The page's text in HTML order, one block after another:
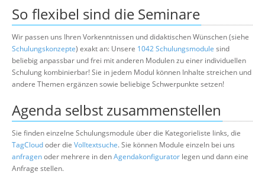
So flexibel sind die Seminare
Wir passen uns Ihren Vorkenntnissen und didaktischen Wünschen (siehe
Schulungskonzepte) exakt an: Unsere 1042 Schulungsmodule sind
beliebig anpassbar und frei mit anderen Modulen zu einer individuellen
Schulung kombinierbar! Sie in jedem Modul können Inhalte streichen und
andere Themen ergänzen sowie beliebige Schwerpunkte setzen!
Agenda selbst zusammenstellen
Sie finden einzelne Schulungsmodule über die Kategorieliste links, die
TagCloudoder die Volltextsuche. Sie können Module einzeln bei uns
anfragenoder mehrere in denAgendakonfigurator legen und dann eine
Anfrage stellen.